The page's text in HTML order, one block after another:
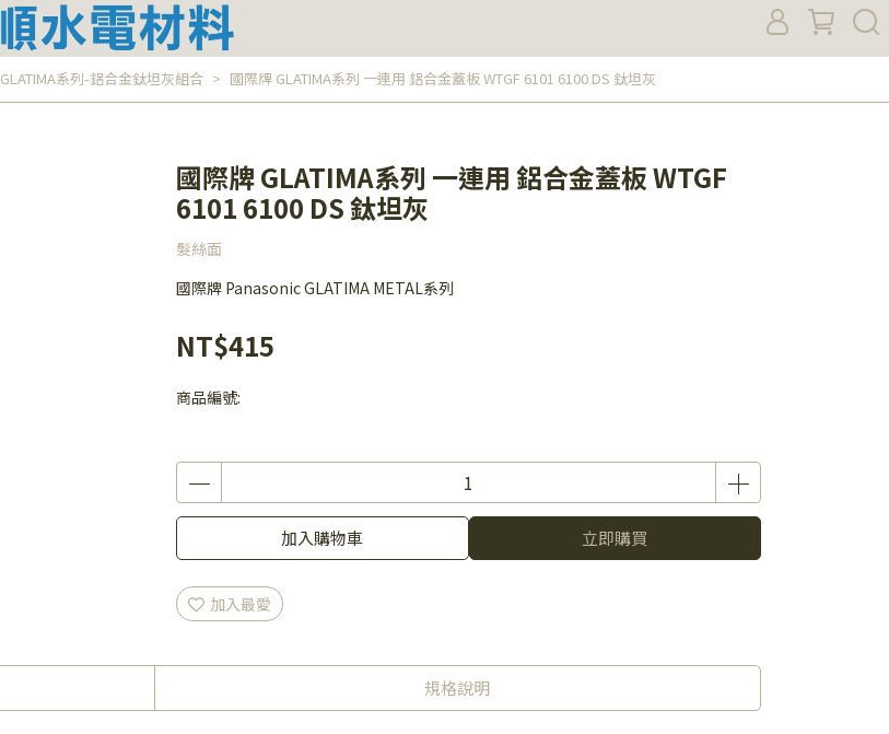
GLATIMA系列-鋁合金鈦坦灰組合 國際牌 GLATIMA系列 一連用 鋁合金蓋板 WTGF 6101 6100 DS 鈦坦灰
國際牌 GLATIMA系列 一連用 鋁合金蓋板 WTGF
6101 6100 DS 鈦坦灰
髮絲面
國際牌 Panasonic GLATIMA METAL系列
NT$415
商品編號:
加入購物車 立即購買
加入最愛
規格說明